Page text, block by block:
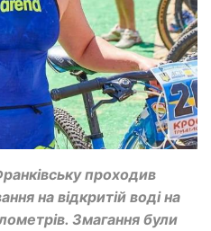
проходив
на відкритій воді на
Змагання були